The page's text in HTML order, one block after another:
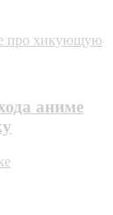
про хикующую
аниме